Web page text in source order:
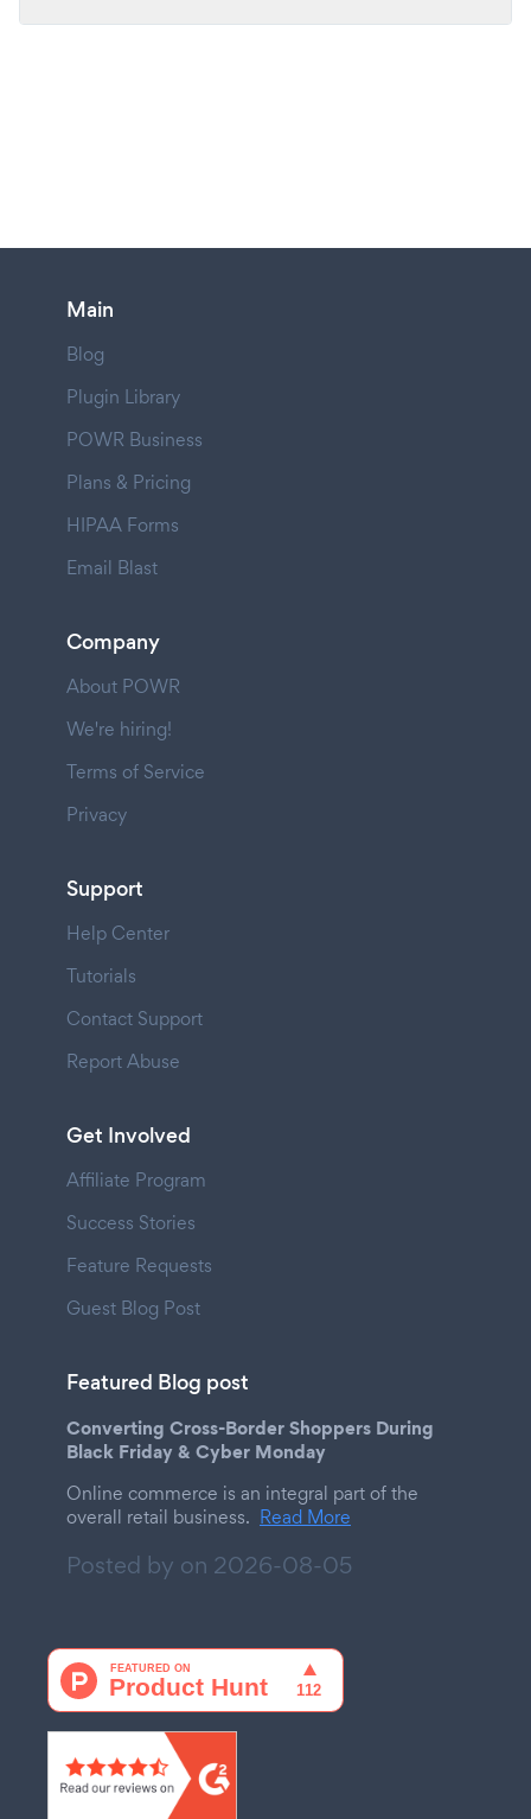
Main
Blog
Plugin Library
POWR Business
Plans & Pricing
HIPAA Forms
Email Blast
Company
About POWR
We're hiring!
Terms of Service
Privacy
Support
Help Center
Tutorials
Contact Support
Report Abuse
Get Involved
Affiliate Program
Success Stories
Feature Requests
Guest Blog Post
Featured Blog post
Converting Cross-Border Shoppers During
Black Friday & Cyber Monday
Online commerce is an integral part of the
overall retail business. Read More
Posted by on 2026-08-05